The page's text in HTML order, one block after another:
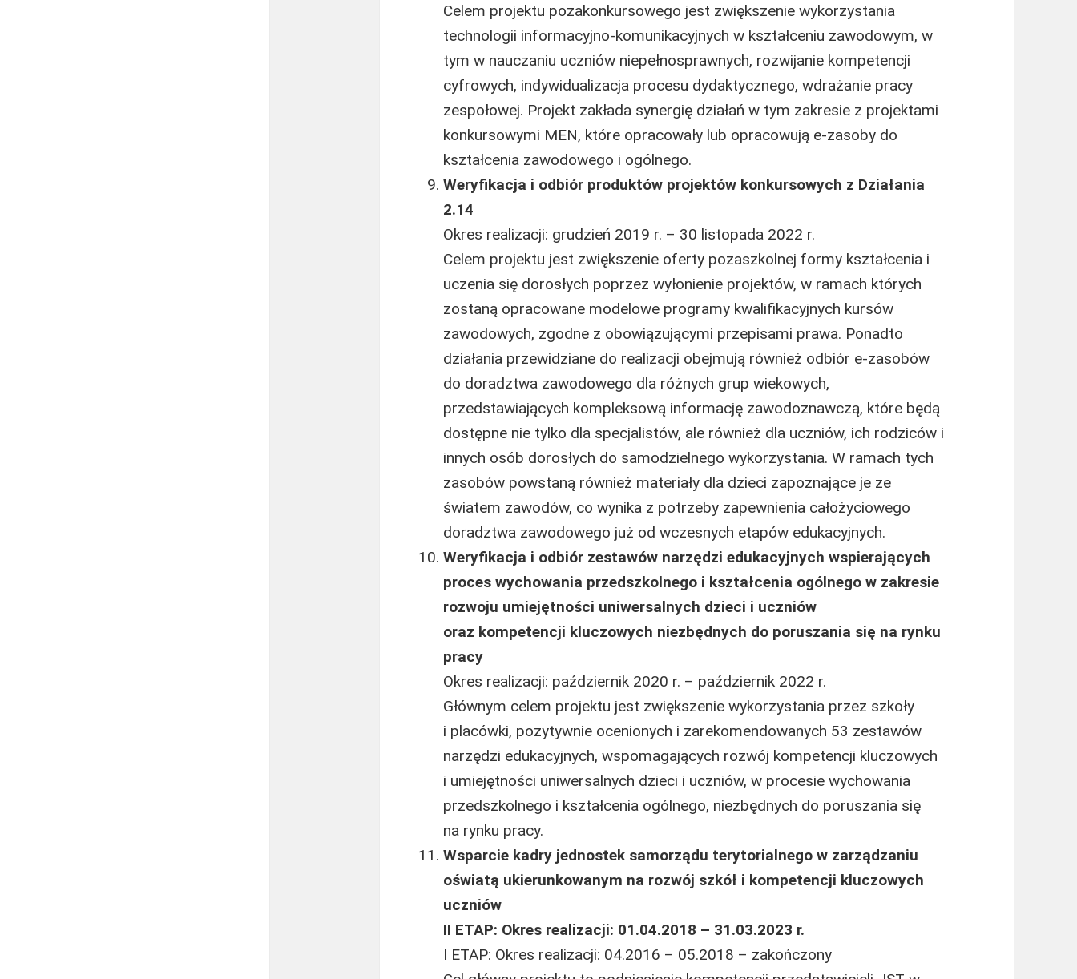
Celem projektu pozakonkursowego jest zwiększenie wykorzystania
technologii informacyjno-komunikacyjnych w kształceniu zawodowym, w
tym w nauczaniu uczniów niepełnosprawnych, rozwijanie kompetencji
cyfrowych, indywidualizacja procesu dydaktycznego, wdrażanie pracy
zespołowej. Projekt zakłada synergię działań w tym zakresie z projektami
konkursowymi MEN, które opracowały lub opracowują e-zasoby do
kształcenia zawodowego i ogólnego.
Weryfikacja i odbiór produktów projektów konkursowych z Działania
2.14
Okres realizacji: grudzień 2019 r. – 30 listopada 2022 r.
Celem projektu jest zwiększenie oferty pozaszkolnej formy kształcenia i
uczenia się dorosłych poprzez wyłonienie projektów, w ramach których
zostaną opracowane modelowe programy kwalifikacyjnych kursów
zawodowych, zgodne z obowiązującymi przepisami prawa. Ponadto
działania przewidziane do realizacji obejmują również odbiór e-zasobów
do doradztwa zawodowego dla różnych grup wiekowych,
przedstawiających kompleksową informację zawodoznawczą, które będą
dostępne nie tylko dla specjalistów, ale również dla uczniów, ich rodziców i
innych osób dorosłych do samodzielnego wykorzystania. W ramach tych
zasobów powstaną również materiały dla dzieci zapoznające je ze
światem zawodów, co wynika z potrzeby zapewnienia całożyciowego
doradztwa zawodowego już od wczesnych etapów edukacyjnych.
Weryfikacja i odbiór zestawów narzędzi edukacyjnych wspierających
proces wychowania przedszkolnego i kształcenia ogólnego w zakresie
rozwoju umiejętności uniwersalnych dzieci i uczniów
oraz kompetencji kluczowych niezbędnych do poruszania się na rynku
pracy
Okres realizacji: październik 2020 r. – październik 2022 r.
Głównym celem projektu jest zwiększenie wykorzystania przez szkoły
i placówki, pozytywnie ocenionych i zarekomendowanych 53 zestawów
narzędzi edukacyjnych, wspomagających rozwój kompetencji kluczowych
i umiejętności uniwersalnych dzieci i uczniów, w procesie wychowania
przedszkolnego i kształcenia ogólnego, niezbędnych do poruszania się
na rynku pracy.
Wsparcie kadry jednostek samorządu terytorialnego w zarządzaniu
oświatą ukierunkowanym na rozwój szkół i kompetencji kluczowych
uczniów
II ETAP: Okres realizacji: 01.04.2018 – 31.03.2023 r.
I ETAP: Okres realizacji: 04.2016 – 05.2018 – zakończony